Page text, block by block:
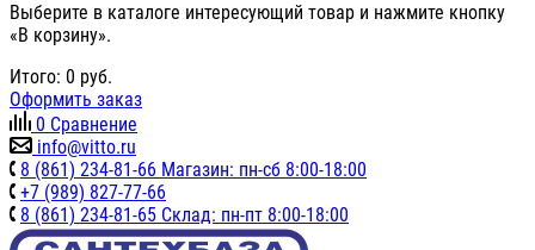
Выберите в каталоге интересующий товар и нажмите кнопку
«В корзину».
Итого: 0 руб.
Оформить заказ
0 Сравнение
info@vitto.ru
8 (861) 234-81-66 Магазин: пн-сб 8:00-18:00
+7 (989) 827-77-66
8 (861) 234-81-65 Склад: пн-пт 8:00-18:00